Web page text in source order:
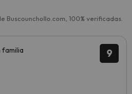
Buscounchollo.com, 100% verificadas.
9
familia